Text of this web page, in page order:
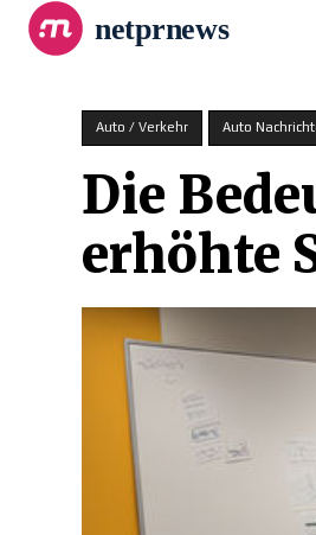
netprnews
Auto / Verkehr Auto
Die
erhöhte